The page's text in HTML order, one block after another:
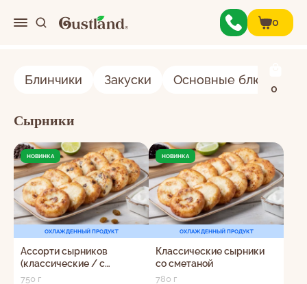
0
0
Меню
Контакты
Блинчики Закуски Основные блюда
0
Сырники
Сырники
НОВИНКА
ОХЛАЖДЕННЫЙ ПРОДУКТ
Ассорти сырников
(классические / с
изюмом / с каплями
750 г
НОВИНКА
ОХЛАЖДЕННЫЙ ПРОДУКТ
Классические сырники
со сметаной
780 г